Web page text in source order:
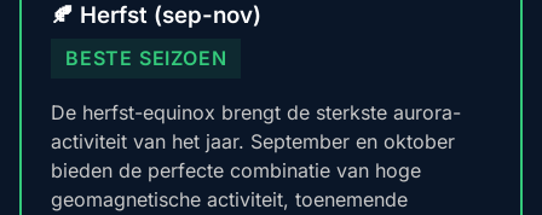
🍂 Herfst (sep-nov)
BESTE SEIZOEN
De herfst-equinox brengt de sterkste aurora-
activiteit van het jaar. September en oktober
bieden de perfecte combinatie van hoge
geomagnetische activiteit, toenemende